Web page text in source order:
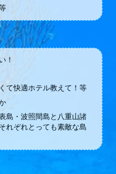
！
て快適ホテル教えて！等
島・波照間島と八重山諸
れぞれとっても素敵な島